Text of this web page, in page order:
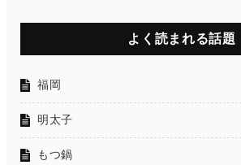
よく読まれる話題
福岡
明太子
もつ鍋